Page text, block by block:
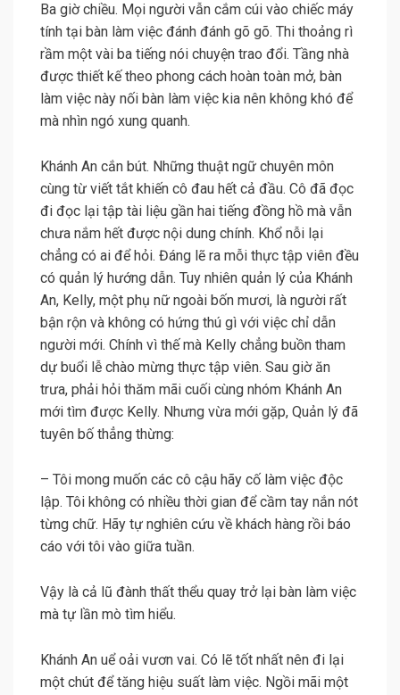
Ba giờ chiều. Mọi người vẫn cắm cúi vào chiếc máy
tính tại bàn làm việc đánh đánh gõ gõ. Thi thoảng rì
rầm một vài ba tiếng nói chuyện trao đổi. Tầng nhà
được thiết kế theo phong cách hoàn toàn mở, bàn
làm việc này nối bàn làm việc kia nên không khó để
mà nhìn ngó xung quanh.
Khánh An cắn bút. Những thuật ngữ chuyên môn
cùng từ viết tắt khiến cô đau hết cả đầu. Cô đã đọc
đi đọc lại tập tài liệu gần hai tiếng đồng hồ mà vẫn
chưa nắm hết được nội dung chính. Khổ nỗi lại
chẳng có ai để hỏi. Đáng lẽ ra mỗi thực tập viên đều
có quản lý hướng dẫn. Tuy nhiên quản lý của Khánh
An, Kelly, một phụ nữ ngoài bốn mươi, là người rất
bận rộn và không có hứng thú gì với việc chỉ dẫn
người mới. Chính vì thế mà Kelly chẳng buồn tham
dự buổi lễ chào mừng thực tập viên. Sau giờ ăn
trưa, phải hỏi thăm mãi cuối cùng nhóm Khánh An
mới tìm được Kelly. Nhưng vừa mới gặp, Quản lý đã
tuyên bố thẳng thừng:
– Tôi mong muốn các cô cậu hãy cố làm việc độc
lập. Tôi không có nhiều thời gian để cầm tay nắn nót
từng chữ. Hãy tự nghiên cứu về khách hàng rồi báo
cáo với tôi vào giữa tuần.
Vậy là cả lũ đành thất thểu quay trở lại bàn làm việc
mà tự lần mò tìm hiểu.
Khánh An uể oải vươn vai. Có lẽ tốt nhất nên đi lại
một chút để tăng hiệu suất làm việc. Ngồi mãi một